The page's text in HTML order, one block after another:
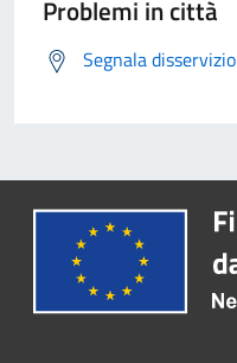
Problemi in città
Segnala disservizio